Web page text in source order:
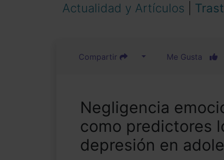
Actualidad y Artículos
Compartir Me Gusta
Negligencia
como predictores
depresión en